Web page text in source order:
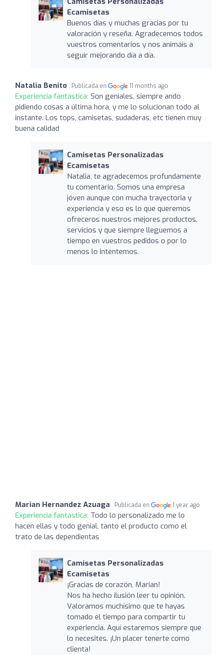
Ecamisetas
Buenos días y muchas gracias por tu
valoración y reseña. Agradecemos todos
vuestros comentarios y nos animáis a
seguir mejorando día a día.
Natalia Benito Publicada en 11 months ago
Experiencia fantástica: Son geniales, siempre ando
pidiendo cosas a última hora, y me lo solucionan todo al
instante. Los tops, camisetas, sudaderas, etc tienen muy
buena calidad
Camisetas Personalizadas
Ecamisetas
Natalia, te agradecemos profundamente
tu comentario. Somos una empresa
jóven aunque con mucha trayectoria y
experiencia y eso es lo que queremos
ofreceros nuestros mejores productos,
servicios y que siempre lleguemos a
tiempo en vuestros pedidos o por lo
menos lo intentemos.
Marian Hernandez Azuaga Publicada en 1 year ago
Experiencia fantástica: Todo lo personalizado me lo
hacen ellas y todo genial, tanto el producto como el
trato de las dependientas
Camisetas Personalizadas
Ecamisetas
¡Gracias de corazón, Marian!
Nos ha hecho ilusión leer tu opinión.
Valoramos muchísimo que te hayas
tomado el tiempo para compartir tu
experiencia. Aquí estaremos siempre que
lo necesites. ¡Un placer tenerte como
clienta!